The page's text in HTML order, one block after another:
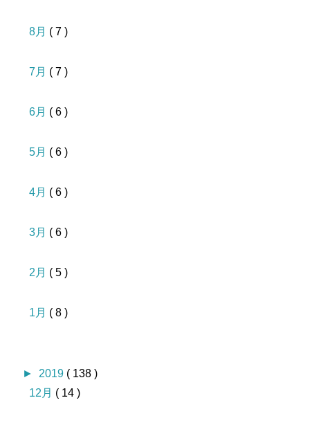
8月 ( 7 )
7月 ( 7 )
6月 ( 6 )
5月 ( 6 )
4月 ( 6 )
3月 ( 6 )
2月 ( 5 )
1月 ( 8 )
► 2019 ( 138 )
12月 ( 14 )